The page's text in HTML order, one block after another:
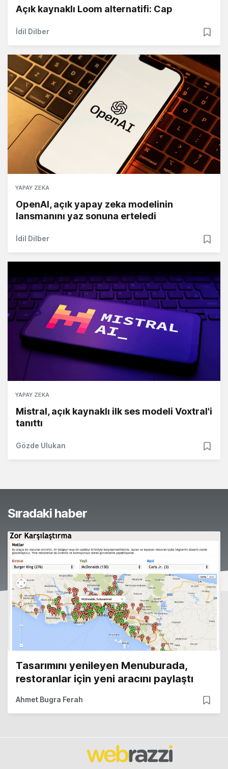
Açık kaynaklı Loom alternatifi: Cap
İdil Dilber
YAPAY ZEKA
OpenAI, açık yapay zeka modelinin
lansmanını yaz sonuna erteledi
İdil Dilber
YAPAY ZEKA
Mistral, açık kaynaklı ilk ses modeli Voxtral'i
tanıttı
Gözde Ulukan
Sıradaki haber
Tasarımını yenileyen Menuburada,
restoranlar için yeni aracını paylaştı
Ahmet Bugra Ferah